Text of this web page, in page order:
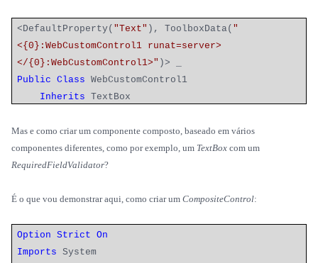
<DefaultProperty( "Text" ), ToolboxData( "
<{0}:WebCustomControl1 runat=server>
</{0}:WebCustomControl1>" )> _
Public
Class WebCustomControl1
Inherits TextBox
Mas e como criar um componente composto, baseado em vários
componentes diferentes, como por exemplo, um TextBox com um
RequiredFieldValidator?
É o que vou demonstrar aqui, como criar um CompositeControl:
Option Strict
On
Imports System